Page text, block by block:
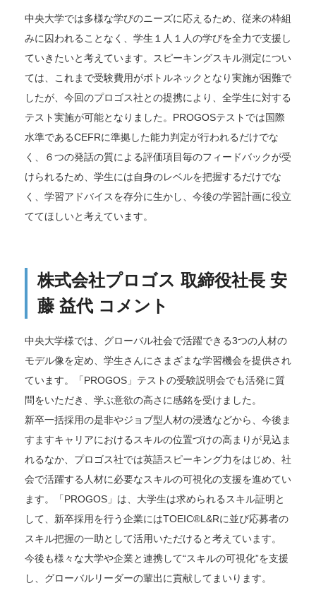
中央大学では多様な学びのニーズに応えるため、従来の枠組
みに囚われることなく、学生１人１人の学びを全力で支援し
ていきたいと考えています。スピーキングスキル測定につい
ては、これまで受験費用がボトルネックとなり実施が困難で
したが、今回のプロゴス社との提携により、全学生に対する
テスト実施が可能となりました。PROGOSテストでは国際
水準であるCEFRに準拠した能力判定が行われるだけでな
く、６つの発話の質による評価項目毎のフィードバックが受
けられるため、学生には自身のレベルを把握するだけでな
く、学習アドバイスを存分に生かし、今後の学習計画に役立
ててほしいと考えています。
株式会社プロゴス 取締役社長 安
藤 益代 コメント
中央大学様では、グローバル社会で活躍できる3つの人材の
モデル像を定め、学生さんにさまざまな学習機会を提供され
ています。「PROGOS」テストの受験説明会でも活発に質
問をいただき、学ぶ意欲の高さに感銘を受けました。
新卒一括採用の是非やジョブ型人材の浸透などから、今後ま
すますキャリアにおけるスキルの位置づけの高まりが見込ま
れるなか、プロゴス社では英語スピーキング力をはじめ、社
会で活躍する人材に必要なスキルの可視化の支援を進めてい
ます。「PROGOS」は、大学生は求められるスキル証明と
して、新卒採用を行う企業にはTOEIC®L&Rに並び応募者の
スキル把握の一助として活用いただけると考えています。
今後も様々な大学や企業と連携して“スキルの可視化”を支援
し、グローバルリーダーの輩出に貢献してまいります。